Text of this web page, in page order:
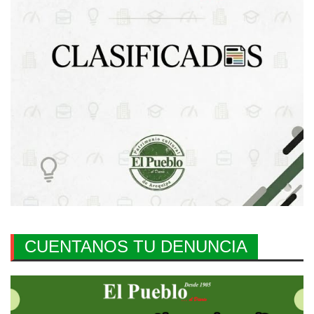
CUENTANOS TU DENUNCIA